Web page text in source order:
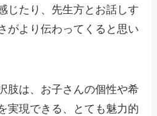
じたり、先生方とお話しす
がより伝わってくると思い
肢は、お子さんの個性や希
実現できる、とても魅力的